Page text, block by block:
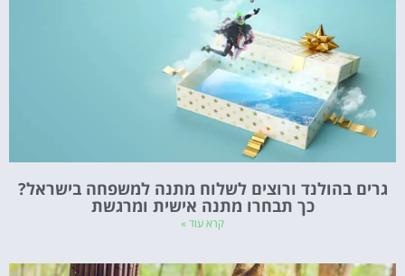
גרים בהולנד ורוצים לשלוח מתנה למשפחה בישראל?
כך תבחרו מתנה אישית ומרגשת
קרא עוד »